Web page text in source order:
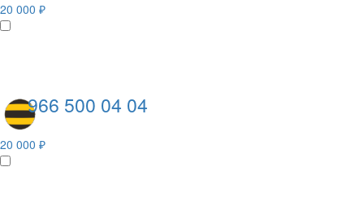
20 000 ₽
966 500 04 04
20 000 ₽